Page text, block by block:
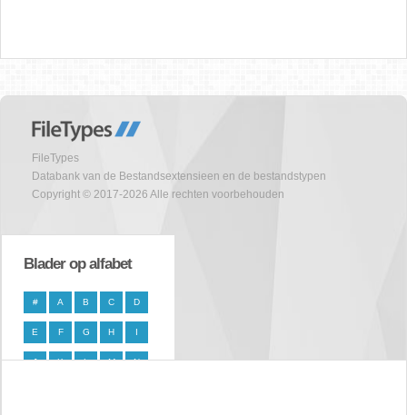
FileTypes
Databank van de Bestandsextensieen en de bestandstypen
Copyright © 2017-2026 Alle rechten voorbehouden
Blader op alfabet
# A B C D
E F G H I
J K L M N